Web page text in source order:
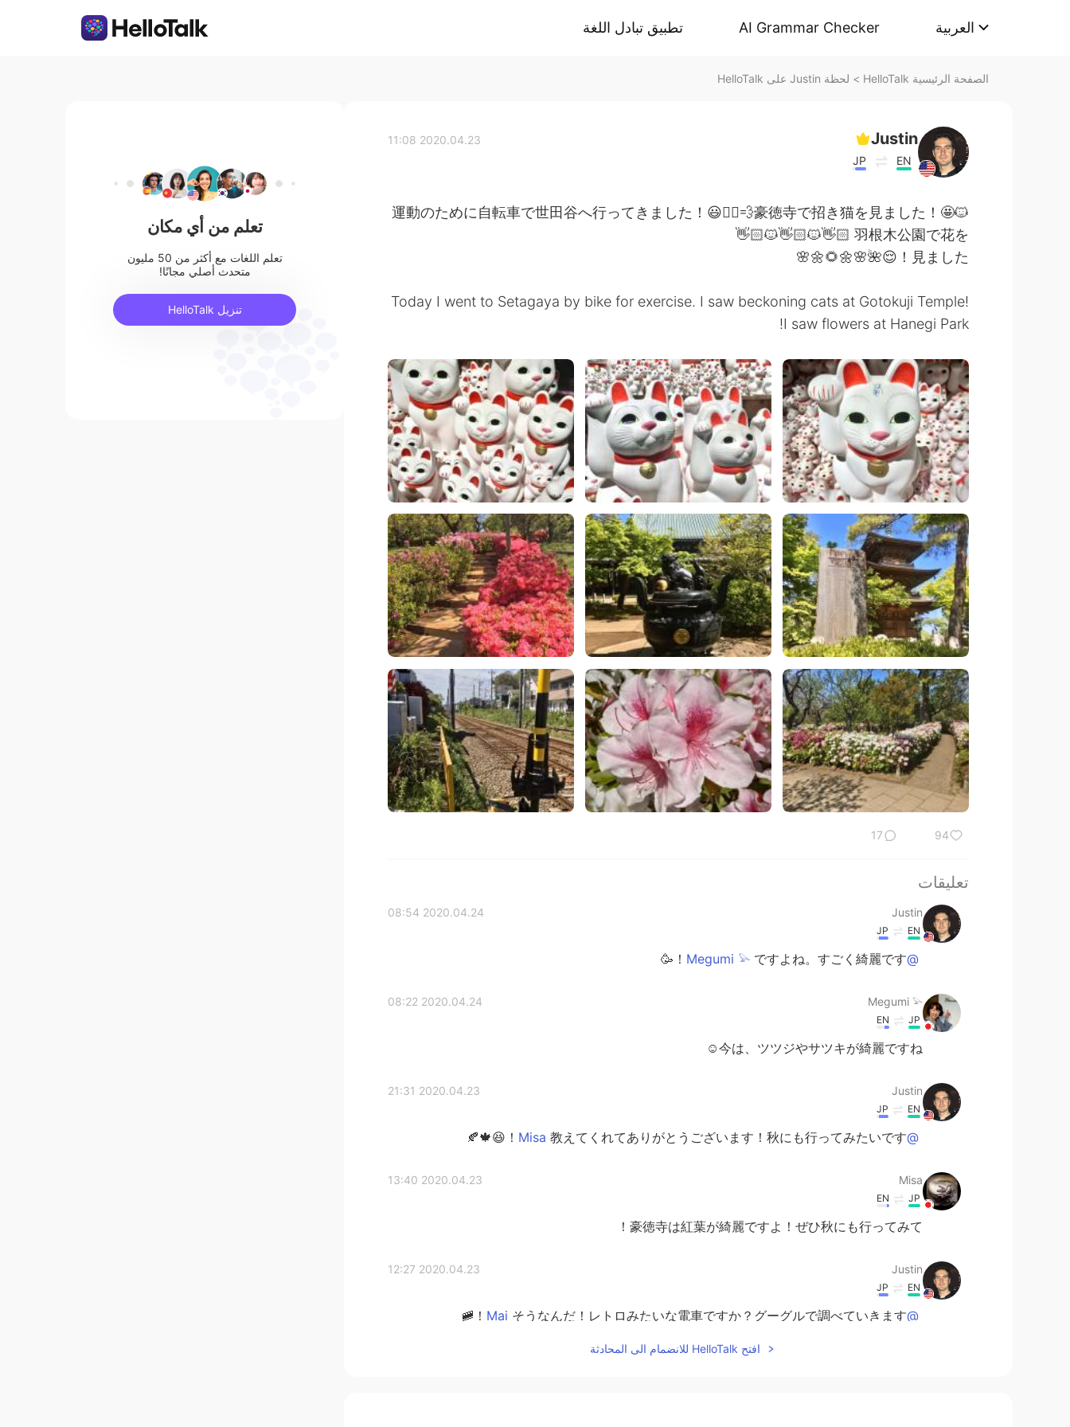
تطبيق تبادل اللغة AI Grammar Checker العربية
الصفحة الرئيسية HelloTalk > لحظة Justin على HelloTalk
Justin
EN
JP
2020.04.23 11:08
運動のために自転車で世田谷へ行ってきました！😃🚴‍♂️💨豪徳寺で招き猫を見ました！🤩🐱
👋🏻🐱👋🏻🐱👋🏻 羽根木公園で花を
見ました！😌🌺🌸🌼🌻🌼🌸
Today I went to Setagaya by bike for exercise. I saw beckoning cats at Gotokuji Temple!
I saw flowers at Hanegi Park!
94
17
تعليقات
Justin
2020.04.24 08:54
EN
JP
@Megumi 𓅫
ですよね。すごく綺麗です！🥳
Megumi 𓅫
2020.04.24 08:22
JP
EN
今は、ツツジやサツキが綺麗ですね☺️
Justin
2020.04.23 21:31
EN
JP
@Misa
教えてくれてありがとうございます！秋にも行ってみたいです！😆🍁🍂
Misa
2020.04.23 13:40
JP
EN
豪徳寺は紅葉が綺麗ですよ！ぜひ秋にも行ってみて！
Justin
2020.04.23 12:27
EN
JP
@Mai
そうなんだ！レトロみたいな電車ですか？グーグルで調べていきます！🚞
افتح HelloTalk للانضمام الى المحادثة
تعلم من أي مكان
تعلم اللغات مع أكثر من 50 مليون
متحدث أصلي مجانًا!
تنزيل HelloTalk